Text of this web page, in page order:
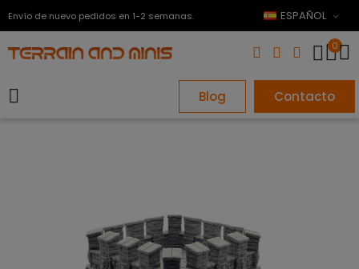
Envío de nuevo pedidos en 1-2 semanas. ESPAÑOL
0
Blog Contacto